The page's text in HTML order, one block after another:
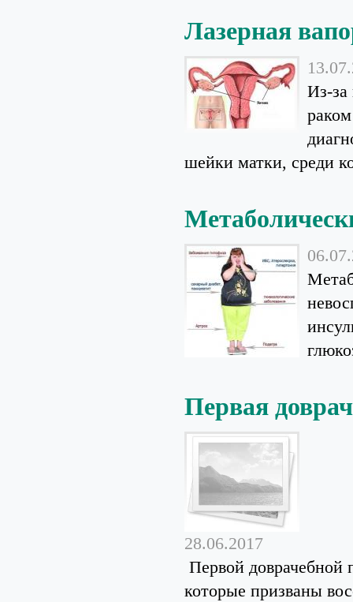
Лазерная
Из-за
шейки матки, среди
Первая
28.06.2017
Первой
которые призваны